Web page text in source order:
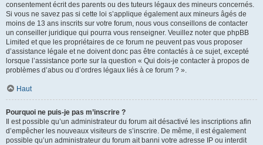
consentement écrit des parents ou des tuteurs légaux des mineurs concernés.
Si vous ne savez pas si cette loi s’applique également aux mineurs âgés de
moins de 13 ans inscrits sur votre forum, nous vous conseillons de contacter
un conseiller juridique qui pourra vous renseigner. Veuillez noter que phpBB
Limited et que les propriétaires de ce forum ne peuvent pas vous proposer
d’assistance légale et ne doivent donc pas être contactés à ce sujet, excepté
lorsque l’assistance porte sur la question « Qui dois-je contacter à propos de
problèmes d’abus ou d’ordres légaux liés à ce forum ? ».
Haut
Pourquoi ne puis-je pas m’inscrire ?
Il est possible qu’un administrateur du forum ait désactivé les inscriptions afin
d’empêcher les nouveaux visiteurs de s’inscrire. De même, il est également
possible qu’un administrateur du forum ait banni votre adresse IP ou interdit